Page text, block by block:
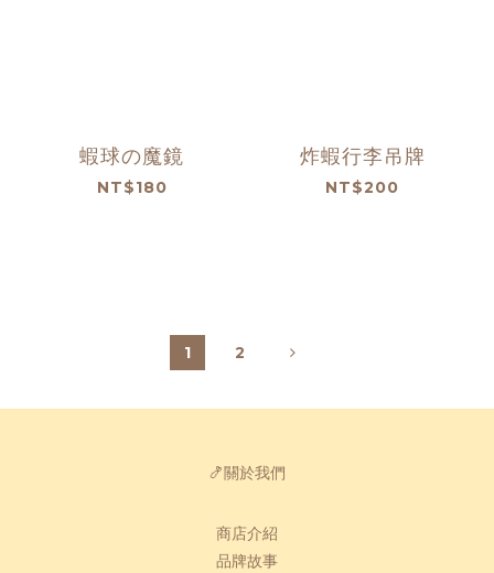
蝦球の魔鏡
NT$180
炸蝦行李吊牌
NT$200
1 2
🍤關於我們
商店介紹
品牌故事